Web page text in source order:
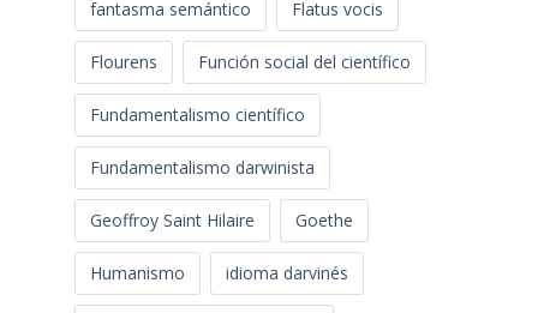
fantasma semántico Flatus vocis
Flourens Función social del científico
Fundamentalismo científico
Fundamentalismo darwinista
Geoffroy Saint Hilaire Goethe
Humanismo idioma darvinés